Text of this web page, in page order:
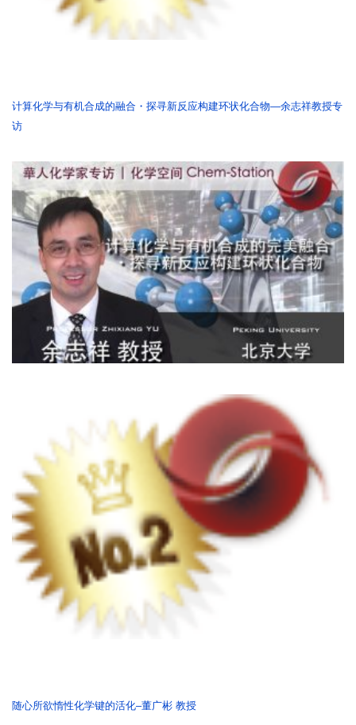
计算化学与有机合成的融合・探寻新反应构建环状化合物—余志祥教授专
访
随心所欲惰性化学键的活化–董广彬 教授